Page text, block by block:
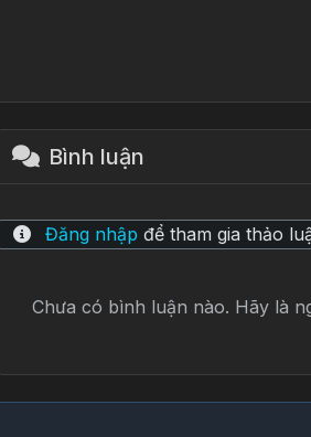
Bình luận
Đăng nhập để tham gia thảo
Chưa có bình luận nào. Hãy là